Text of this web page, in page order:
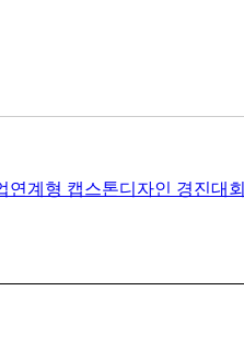
연계형 캡스톤디자인 경진대